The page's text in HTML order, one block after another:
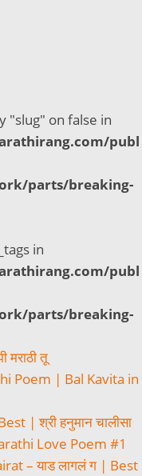
"slug" on false in
publ
parts/breaking-
in
publ
parts/breaking-
तू
Poem | Bal Kavita in
| श्री हनुमान चालीसा
Love Poem #1
– याड लागलं ग | Best